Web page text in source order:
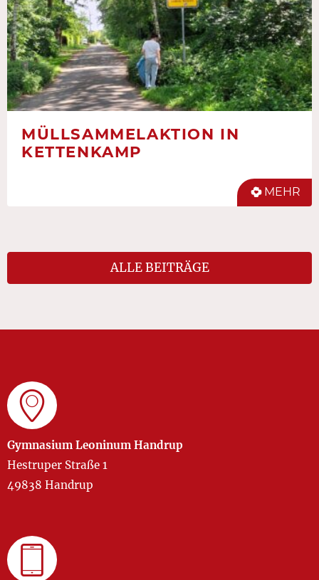
MÜLLSAMMELAKTION IN
KETTENKAMP
MEHR
ALLE BEITRÄGE
Gymnasium Leoninum Handrup
Hestruper Straße 1
49838 Handrup